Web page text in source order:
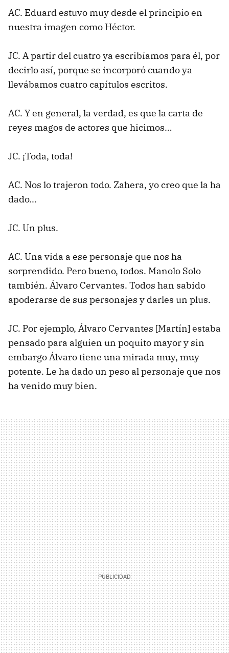
AC. Eduard estuvo muy desde el principio en
nuestra imagen como Héctor.
JC. A partir del cuatro ya escribíamos para él, por
decirlo así, porque se incorporó cuando ya
llevábamos cuatro capítulos escritos.
AC. Y en general, la verdad, es que la carta de
reyes magos de actores que hicimos…
JC. ¡Toda, toda!
AC. Nos lo trajeron todo. Zahera, yo creo que la ha
dado...
JC. Un plus.
AC. Una vida a ese personaje que nos ha
sorprendido. Pero bueno, todos. Manolo Solo
también. Álvaro Cervantes. Todos han sabido
apoderarse de sus personajes y darles un plus.
JC. Por ejemplo, Álvaro Cervantes [Martín] estaba
pensado para alguien un poquito mayor y sin
embargo Álvaro tiene una mirada muy, muy
potente. Le ha dado un peso al personaje que nos
ha venido muy bien.